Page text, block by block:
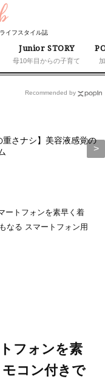
イフスタイル誌
Junior STORY
母10年目からの子育て
重さナシ】美容液感覚の
Recommended by
ートフォンを素早く着
なる スマートフォン用
フォンを素
コン付きで